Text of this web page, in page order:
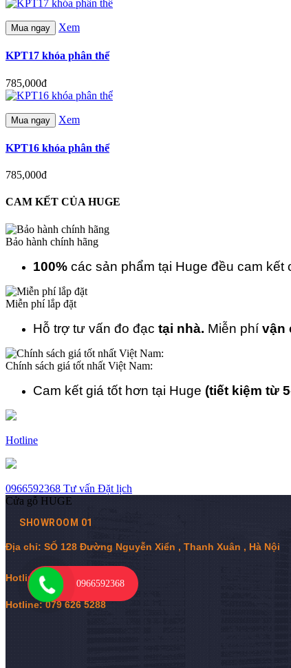
Mua ngay Xem
KPT17 khóa phân thể
785,000đ
Mua ngay Xem
KPT16 khóa phân thể
785,000đ
CAM KẾT CỦA HUGE
Bảo hành chính hãng
100% các sản phẩm tại Huge đều cam kết
Miễn phí lắp đặt
Hỗ trợ tư vấn đo đạc tại nhà. Miễn phí vận
Chính sách giá tốt nhất Việt Nam:
Cam kết giá tốt hơn tại Huge (tiết kiệm từ
Hotline
0966592368 Tư vấn Đặt lịch
Cửa gỗ HUGE
SHOWROOM 01
Địa chỉ: SỐ 128 Đường Nguyễn Xiển , Thanh Xuân , Hà Nội
Hotline: 966 592 368
Hotline: 079 626 5288
0966592368